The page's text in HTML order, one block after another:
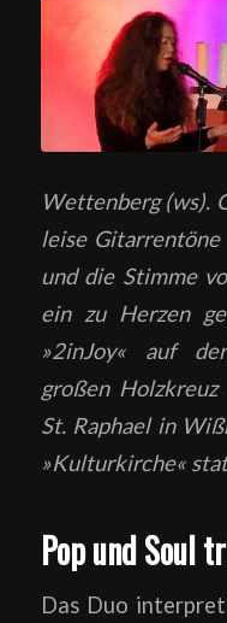
Wettenberg (ws).
leise
und die Stimme
ein zu Herzen
»2inJoy« auf
großen
St. Raphael in
»Kulturkirche«
Pop und Soul
Das Duo